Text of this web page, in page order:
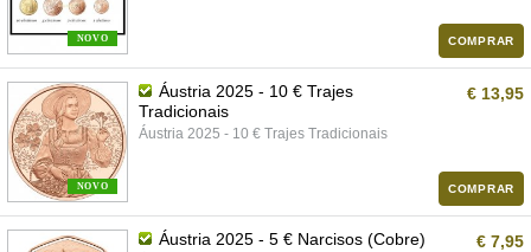
NOVO COMPRAR
NOVO
Áustria 2025 - 10 € Trajes
Tradicionais
Áustria 2025 - 10 € Trajes Tradicionais
€ 13,95
COMPRAR
Áustria 2025 - 5 € Narcisos (Cobre) € 7,95